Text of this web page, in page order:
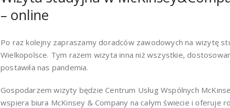
– online
Po raz kolejny zapraszamy doradców zawodowych na wizytę
Wielkopolsce. Tym razem wizyta inna niż wszystkie,
postawiła nas pandemia.
Gospodarzem wizyty będzie Centrum Usług Wspólnych
wspiera biura McKinsey & Company na całym świecie i oferuje